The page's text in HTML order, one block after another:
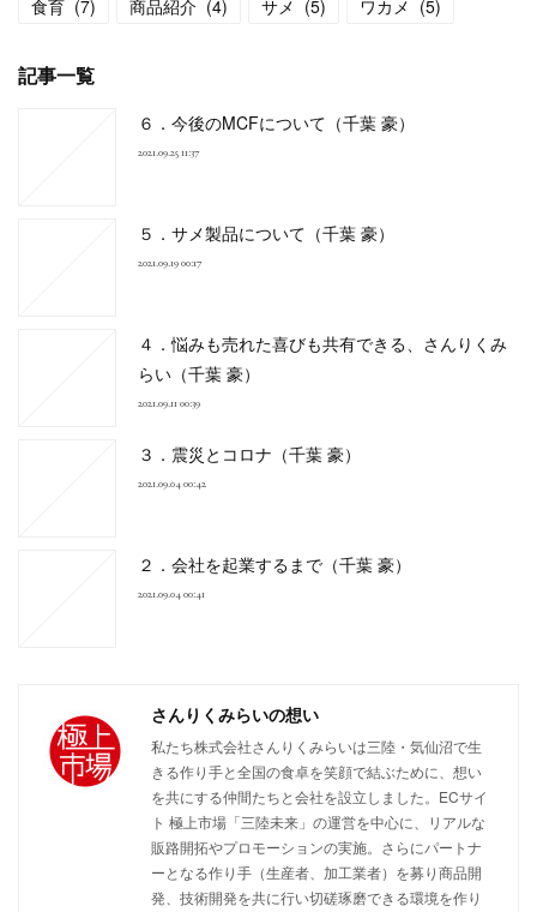
食育 (7) 商品紹介 (4) サメ (5) ワカメ (5)
記事一覧
６．今後のMCFについて（千葉 豪）
2021.09.25 11:37
５．サメ製品について（千葉 豪）
2021.09.19 00:17
４．悩みも売れた喜びも共有できる、さんりくみ
らい（千葉 豪）
2021.09.11 00:39
３．震災とコロナ（千葉 豪）
2021.09.04 00:42
２．会社を起業するまで（千葉 豪）
2021.09.04 00:41
さんりくみらいの想い
私たち株式会社さんりくみらいは三陸・気仙沼で生
きる作り手と全国の食卓を笑顔で結ぶために、想い
を共にする仲間たちと会社を設立しました。ECサイ
ト 極上市場「三陸未来」の運営を中心に、リアルな
販路開拓やプロモーションの実施。さらにパートナ
ーとなる作り手（生産者、加工業者）を募り商品開
発、技術開発を共に行い切磋琢磨できる環境を作り